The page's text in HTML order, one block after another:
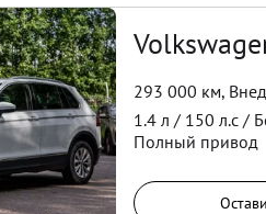
293 000 км,
1.4 л / 150 л.с /
Полный привод